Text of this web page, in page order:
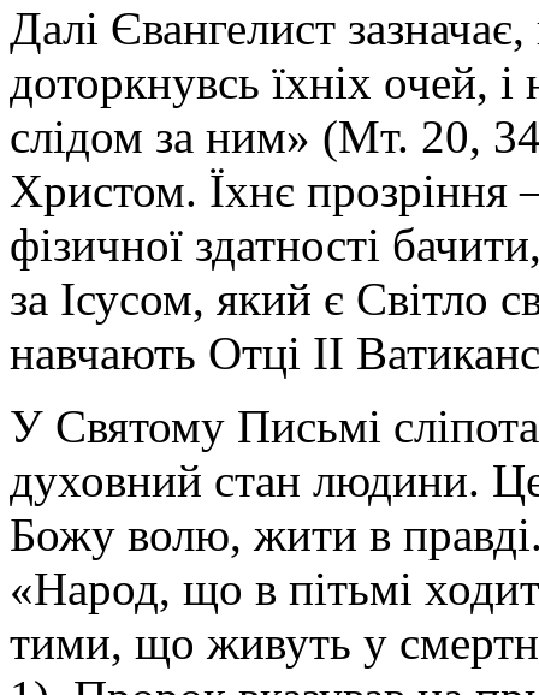
Далі Євангелист
доторкнувсь їхніх очей,
слідом за ним» (Мт. 20,
Христом. Їхнє прозріння
фізичної здатності
за Ісусом, який є Світло
навчають Отці ІІ
У Святому Письмі
духовний стан людини.
Божу волю, жити в
«Народ, що в пітьмі
тими, що живуть у